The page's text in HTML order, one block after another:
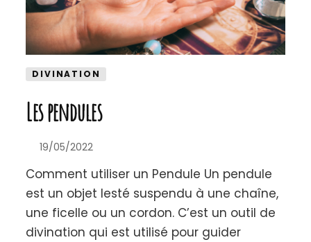
DIVINATION
Les pendules
19/05/2022
Comment utiliser un Pendule Un pendule
est un objet lesté suspendu à une chaîne,
une ficelle ou un cordon. C’est un outil de
divination qui est utilisé pour guider